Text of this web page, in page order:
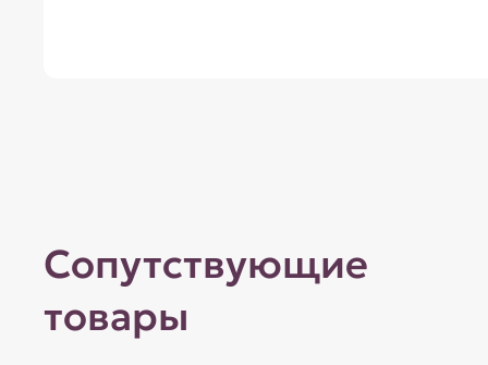
Сопутствующие
товары